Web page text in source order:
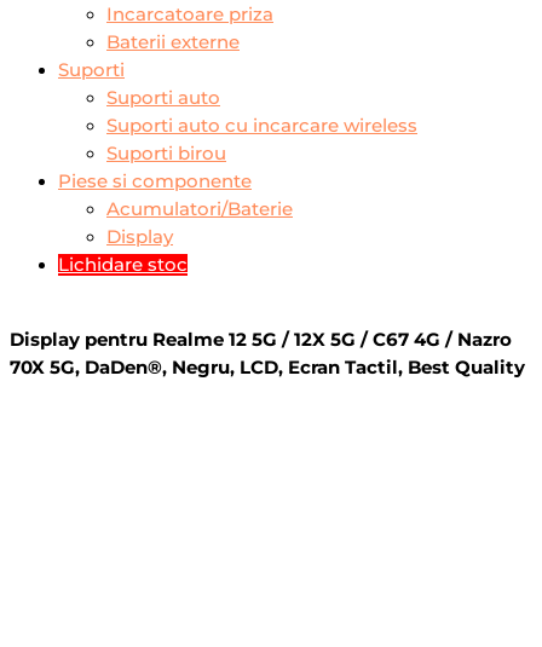
Incarcatoare priza
Baterii externe
Suporti
Suporti auto
Suporti auto cu incarcare wireless
Suporti birou
Piese si componente
Acumulatori/Baterie
Display
Lichidare stoc
Display pentru Realme 12 5G / 12X 5G / C67 4G / Nazro
70X 5G, DaDen®, Negru, LCD, Ecran Tactil, Best Quality